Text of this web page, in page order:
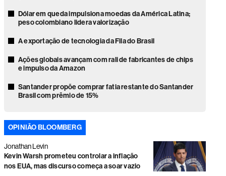
Dólar em queda impulsiona moedas da América Latina;
peso colombiano lidera valorização
A exportação de tecnologia da Fila do Brasil
Ações globais avançam com rali de fabricantes de chips
e impulso da Amazon
Santander propõe comprar fatia restante do Santander
Brasil com prêmio de 15%
identifica os países mais expostos
Ibovespa sobe quase 2% e dólar cai a R$ 5,06 com alívio
global após decisão do Fed
Ibovespa sobe em linha com exterior após queda da
OPINIÃO BLOOMBERG
Jonathan Levin
Kevin Warsh prometeu controlar a inflação
nos EUA, mas discurso começa a soar vazio